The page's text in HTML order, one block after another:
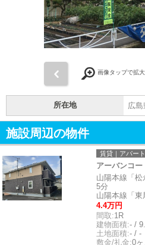
画像タップで拡
所在地 広
施設周辺の物件
賃貸｜アパート
アーバンコー
山陽本線「
5分
山陽本線「
4.4万円
間取:1R
建物面積:- /
土地面積:- / -
敷金/礼金:0